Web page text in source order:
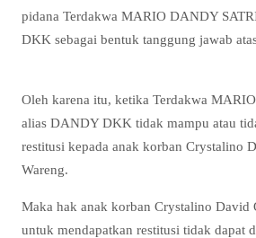
pidana Terdakwa MARIO DANDY
DKK sebagai bentuk tanggung jawab
Oleh karena itu, ketika Terdakwa
alias DANDY DKK tidak mampu atau
restitusi kepada anak korban Crystalino
Wareng.
Maka hak anak korban Crystalino David
untuk mendapatkan restitusi tidak dapat